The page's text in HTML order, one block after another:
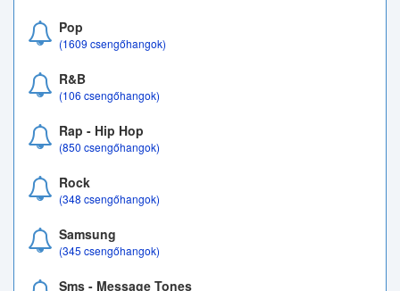
Pop
(1609 csengőhangok)
R&B
(106 csengőhangok)
Rap - Hip Hop
(850 csengőhangok)
Rock
(348 csengőhangok)
Samsung
(345 csengőhangok)
Sms - Message Tones